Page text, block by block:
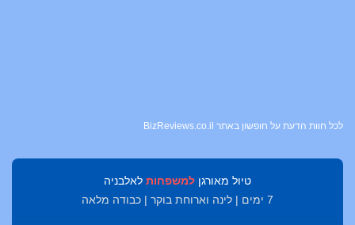
לכל חוות הדעת על חופשון באתר BizReviews.co.il
טיול מאורגן למשפחות לאלבניה
7 ימים | לינה וארוחת בוקר | כבודה מלאה